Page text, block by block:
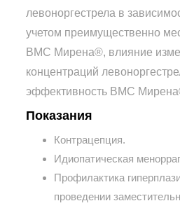
левоноргестрела в
учетом преимущественно
ВМС Мирена®, влияние
концентраций
эффективность ВМС
Показания
Контрацепция.
Идиопатическая
Профилактика
проведении